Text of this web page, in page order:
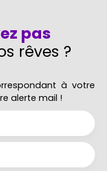
pas
rêves ?
à votre
alerte mail !